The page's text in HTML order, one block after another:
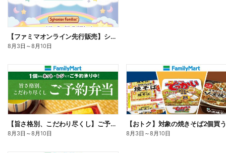
【ファミマオンライン先行販売】シルバニアファミリー
8月3日 ～8月10日
【旨さ格別、こだわり尽くし】ご予約弁当
8月3日 ～8月10日 8月3日 ～8月10日